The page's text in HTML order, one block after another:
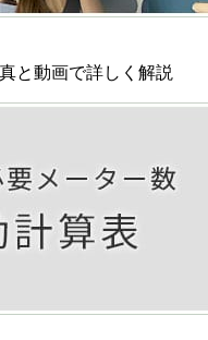
と動画で詳しく解説